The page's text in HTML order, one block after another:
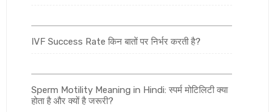
IVF Success Rate किन बातों पर निर्भर करती है?
Sperm Motility Meaning in Hindi: स्पर्म मोटिलिटी क्या
होता है और क्यों है जरूरी?